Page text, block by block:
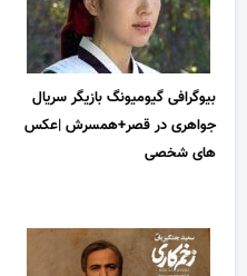
بیوگرافی گیومیونگ بازیگر سریال
جواهری در قصر+همسرش |عکس
های شخصی